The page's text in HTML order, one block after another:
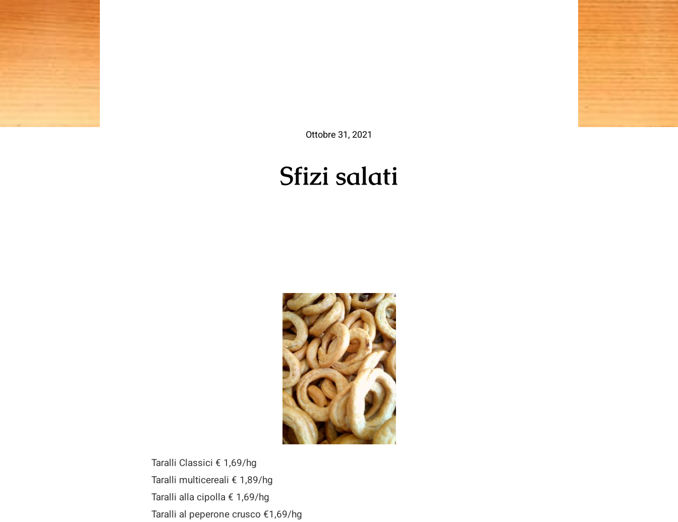
Ottobre 31, 2021
Sfizi salati
Taralli Classici € 1,69/hg
Taralli multicereali € 1,89/hg
Taralli alla cipolla € 1,69/hg
Taralli al peperone crusco €1,69/hg